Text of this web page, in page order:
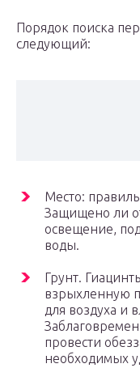
Порядок поиска
следующий:
Место:
Защищено ли
освещение,
воды.
Грунт.
взрыхленную
для воздуха и
провести
необходимых